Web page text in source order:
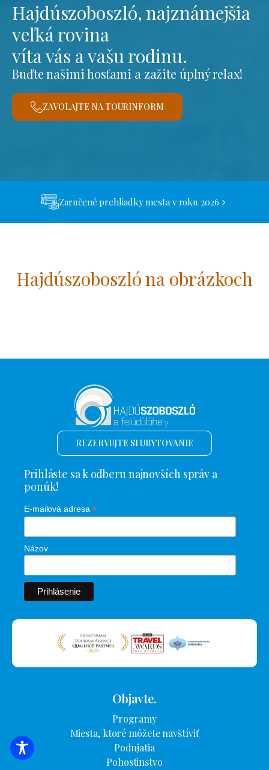
Hajdúszoboszló, najznámejšia
veľká rovina
víta vás a vašu rodinu.
Buďte našimi hosťami a zažite úplný relax!
ZAVOLAJTE NA TOURINFORM
Zaručené prehliadky mesta v roku 2026
Hajdúszoboszló na obrázkoch
VYHĽADÁVANIE UBYTOVANIA
REZERVUJTE SI UBYTOVANIE
Prihláste sa k odberu najnovších správ a
ponúk!
E-mailová adresa*
Názov
Objavte.
Programy
Miesta, ktoré môžete navštíviť
Podujatia
Pohostinstvo